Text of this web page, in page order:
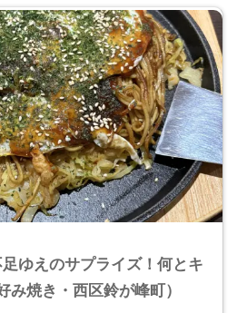
ゆえのサプライズ！何とキ
焼き・西区鈴が峰町）